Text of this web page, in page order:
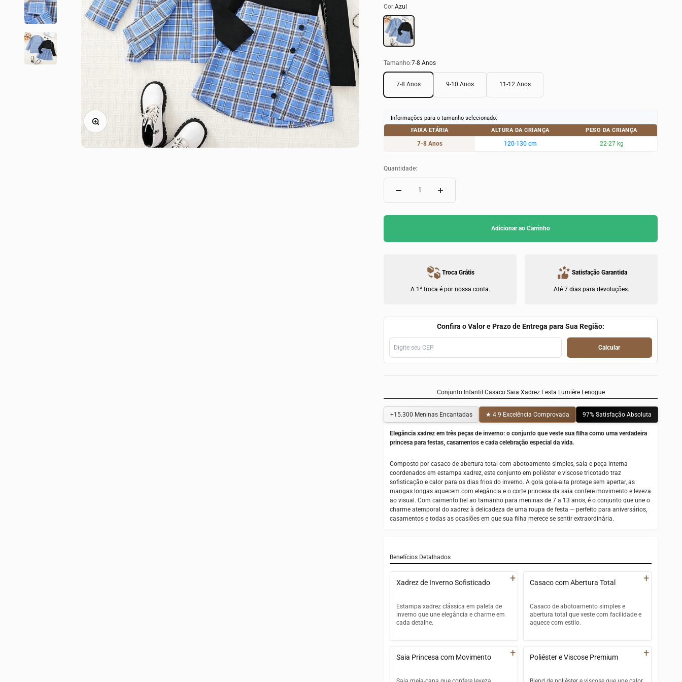
Zoom na imagem
Cor:Azul
Azul
Tamanho:7-8 Anos
7-8 Anos 9-10 Anos 11-12 Anos
Informações para o tamanho selecionado:
FAIXA ETÁRIA
ALTURA DA CRIANÇA PESO DA CRIANÇA
7-8 Anos 120-130 cm 22-27 kg
Quantidade:
Adicionar ao Carrinho
Troca Grátis
A 1ª troca é por nossa conta.
Satisfação Garantida
Até 7 dias para devoluções.
Confira o Valor e Prazo de Entrega para Sua Região:
Calcular
Conjunto Infantil Casaco Saia Xadrez Festa Lumière Lenogue
+15.300 Meninas Encantadas ★ 4.9 Excelência Comprovada 97% Satisfação Absoluta
Elegância xadrez em três peças de inverno: o conjunto que veste sua filha como uma verdadeira
princesa para festas, casamentos e cada celebração especial da vida.
Composto por casaco de abertura total com abotoamento simples, saia e peça interna
coordenados em estampa xadrez, este conjunto em poliéster e viscose tricotado traz
sofisticação e calor para os dias frios do inverno. A gola gola-alta protege sem apertar, as
mangas longas aquecem com elegância e o corte princesa da saia confere movimento e leveza
ao visual. Com caimento fiel ao tamanho para meninas de 7 a 13 anos, é o conjunto que une o
charme atemporal do xadrez à delicadeza de uma roupa de festa — perfeito para aniversários,
casamentos e todas as ocasiões em que sua filha merece se sentir extraordinária.
Benefícios Detalhados
Xadrez de Inverno Sofisticado +
Estampa xadrez clássica em paleta de
inverno que une elegância e charme em
cada detalhe.
Casaco com Abertura Total +
Casaco de abotoamento simples e
abertura total que veste com facilidade e
aquece com estilo.
Saia Princesa com Movimento + Poliéster e Viscose Premium +